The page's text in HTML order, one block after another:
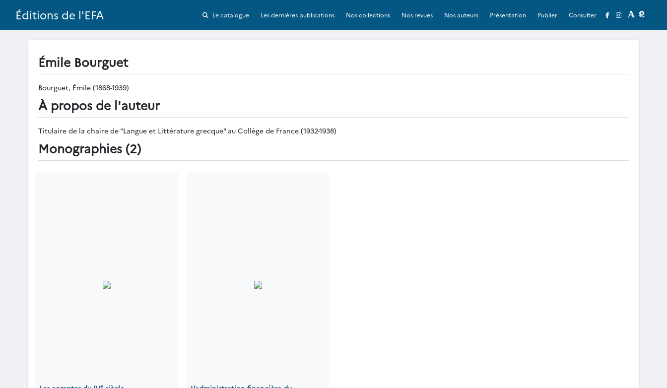
Éditions de l'EFA Le catalogue Les dernières publications Nos collections Nos revues Nos auteurs Présentation Publier Consulter
Émile Bourguet
Bourguet, Émile (1868-1939)
À propos de l'auteur
Titulaire de la chaire de "Langue et Littérature grecque" au Collège de France (1932-1938)
Monographies (2)
e